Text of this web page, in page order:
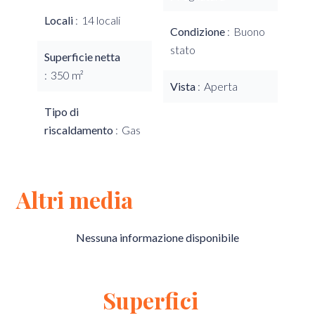
Locali 14 locali
Superficie netta
350 m²
Tipo di
riscaldamento
Gas
Condizione
Buono
stato
Vista Aperta
Altri media
Nessuna informazione disponibile
Superfici